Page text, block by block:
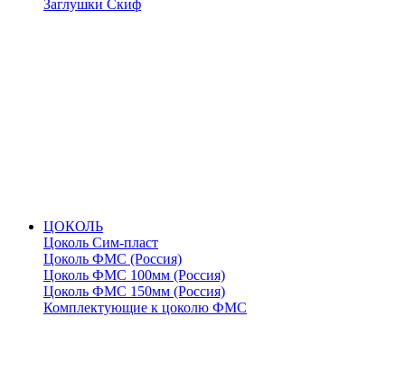
Заглушки Скиф
ЦОКОЛЬ
Цоколь Сим-пласт
Цоколь ФМС (Россия)
Цоколь ФМС 100мм (Россия)
Цоколь ФМС 150мм (Россия)
Комплектующие к цоколю ФМС